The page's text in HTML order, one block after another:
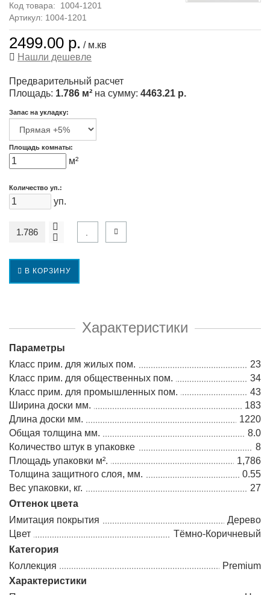
Код товара:
1004-1201
Артикул: 1004-1201
2499.00 р. / м.кв
Нашли дешевле
Предварительный расчет
Площадь: 1.786 м² на сумму: 4463.21 р.
Запас на укладку:
Площадь комнаты:
м²
Количество уп.:
уп.
В КОРЗИНУ
Характеристики
Параметры
Класс прим. для жилых пом.
23
Класс прим. для общественных пом.
34
Класс прим. для промышленных пом.
43
Ширина доски мм.
183
Длина доски мм.
1220
Общая толщина мм.
8.0
Количество штук в упаковке
8
Площадь упаковки м².
1,786
Толщина защитного слоя, мм.
0.55
Вес упаковки, кг.
27
Оттенок цвета
Имитация покрытия
Дерево
Цвет
Тёмно-Коричневый
Категория
Коллекция
Premium
Характеристики